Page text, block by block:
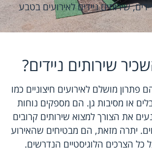
,שירותים ניידים לאירועים בטבע
שירותים ניידים?
פתרון מושלם לאירועים חיצוניים כמו
או מסיבות גן. הם מספקים נוחות
את הצורך למצוא שירותים קרובים
יתרה מזאת, הם מבטיחים שהאירוע
כל הצרכים הלוגיסטיים הנדרשים.